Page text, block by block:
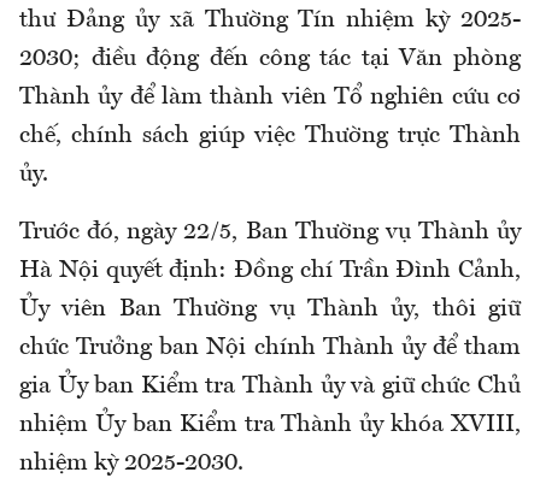
thư Đảng ủy xã Thường Tín nhiệm kỳ 2025-
2030; điều động đến công tác tại Văn phòng
Thành ủy để làm thành viên Tổ nghiên cứu cơ
chế, chính sách giúp việc Thường trực Thành
ủy.
Trước đó, ngày 22/5, Ban Thường vụ Thành ủy
Hà Nội quyết định: Đồng chí Trần Đình Cảnh,
Ủy viên Ban Thường vụ Thành ủy, thôi giữ
chức Trưởng ban Nội chính Thành ủy để tham
gia Ủy ban Kiểm tra Thành ủy và giữ chức Chủ
nhiệm Ủy ban Kiểm tra Thành ủy khóa XVIII,
nhiệm kỳ 2025-2030.